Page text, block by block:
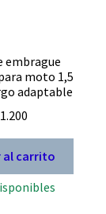
embrague
moto 1,5
adaptable
1.200
al carrito